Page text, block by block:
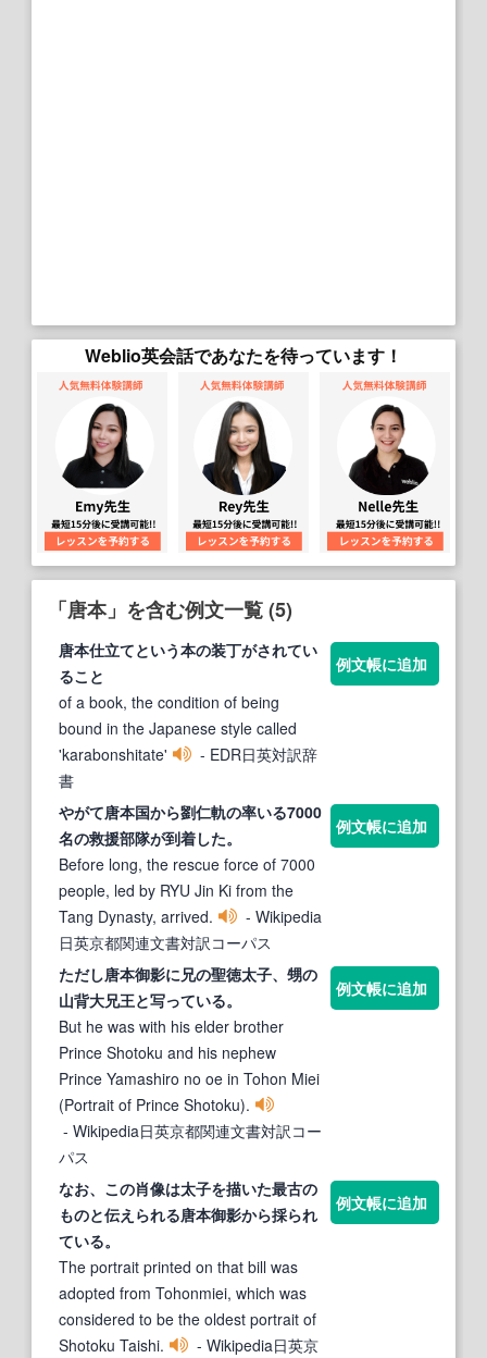
Weblio英会話であなたを待っています！
「唐本」を含む例文一覧 (5)
唐本仕立てという本の装丁がされてい
ること
of a book, the condition of being
bound in the Japanese style called
'karabonshitate'
- EDR日英対訳辞
書
例文帳に追加
やがて唐本国から劉仁軌の率いる7000
名の救援部隊が到着した。
Before long, the rescue force of 7000
people, led by RYU Jin Ki from the
Tang Dynasty, arrived.
- Wikipedia
日英京都関連文書対訳コーパス
例文帳に追加
ただし唐本御影に兄の聖徳太子、甥の
山背大兄王と写っている。
But he was with his elder brother
Prince Shotoku and his nephew
Prince Yamashiro no oe in Tohon Miei
(Portrait of Prince Shotoku).
- Wikipedia日英京都関連文書対訳コー
パス
例文帳に追加
なお、この肖像は太子を描いた最古の
ものと伝えられる唐本御影から採られ
ている。
The portrait printed on that bill was
adopted from Tohonmiei, which was
considered to be the oldest portrait of
Shotoku Taishi.
- Wikipedia日英京
例文帳に追加